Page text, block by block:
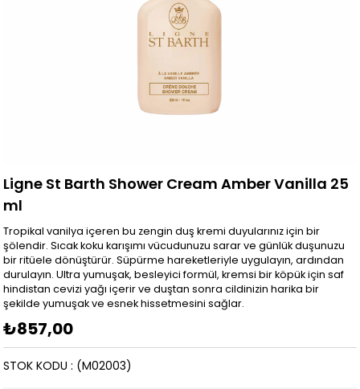
Ligne St Barth Shower Cream Amber Vanilla 25
ml
Tropikal vanilya içeren bu zengin duş kremi duyularınız için bir
şölendir. Sıcak koku karışımı vücudunuzu sarar ve günlük duşunuzu
bir ritüele dönüştürür. Süpürme hareketleriyle uygulayın, ardından
durulayın. Ultra yumuşak, besleyici formül, kremsi bir köpük için saf
hindistan cevizi yağı içerir ve duştan sonra cildinizin harika bir
şekilde yumuşak ve esnek hissetmesini sağlar.
₺857,00
(M02003)
STOK KODU